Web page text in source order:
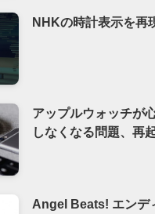
NHKの時計表示を再
アップルウォッチが
しなくなる問題、再
Angel Beats! エンデ